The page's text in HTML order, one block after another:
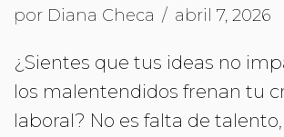
por Diana Checa abril 7, 2026
¿Sientes que tus ideas no
los malentendidos frenan tu
laboral? No es falta de